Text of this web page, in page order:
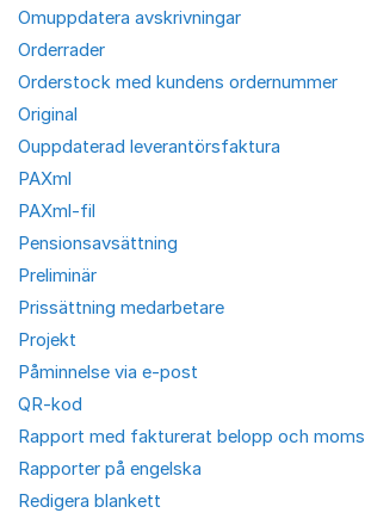
Omuppdatera avskrivningar
Orderrader
Orderstock med kundens ordernummer
Original
Ouppdaterad leverantörsfaktura
PAXml
PAXml-fil
Pensionsavsättning
Preliminär
Prissättning medarbetare
Projekt
Påminnelse via e-post
QR-kod
Rapport med fakturerat belopp och moms
Rapporter på engelska
Redigera blankett